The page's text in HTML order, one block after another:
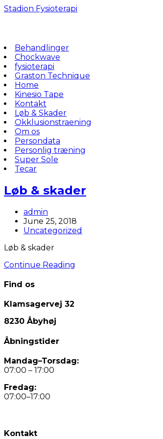
Skip
Stadion Fysioterapi
Behandlinger
Chockwave
fysioterapi
Graston Technique
Home
Kinesio Tape
Kontakt
Løb & Skader
Okklusionstraening
Om os
Persondata
Personlig træning
Super Sole
Tecar
Løb & skader
Post
author:
admin
Post
published:
June 25, 2018
Post
Uncategorized
Løb & skader
Continue Reading
Find os
Klamsagervej 32
8230 Åbyhøj
Åbningstider
Mandag–Torsdag:
07:00 – 17:00
Fredag:
07:00–17:00
Kontakt